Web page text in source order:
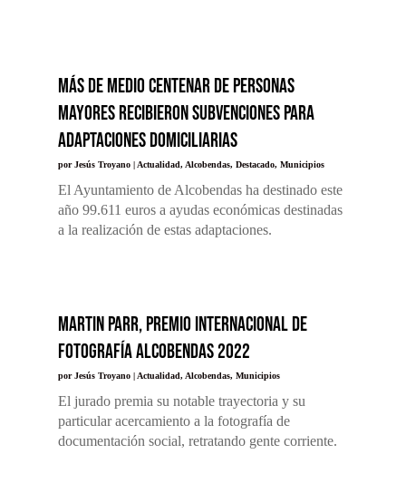
Más de medio centenar de personas
mayores recibieron subvenciones para
adaptaciones domiciliarias
porJesús Troyano| Actualidad, Alcobendas, Destacado, Municipios
El Ayuntamiento de Alcobendas ha destinado este
año 99.611 euros a ayudas económicas destinadas
a la realización de estas adaptaciones.
Martin Parr, Premio Internacional de
Fotografía Alcobendas 2022
porJesús Troyano| Actualidad, Alcobendas, Municipios
El jurado premia su notable trayectoria y su
particular acercamiento a la fotografía de
documentación social, retratando gente corriente.